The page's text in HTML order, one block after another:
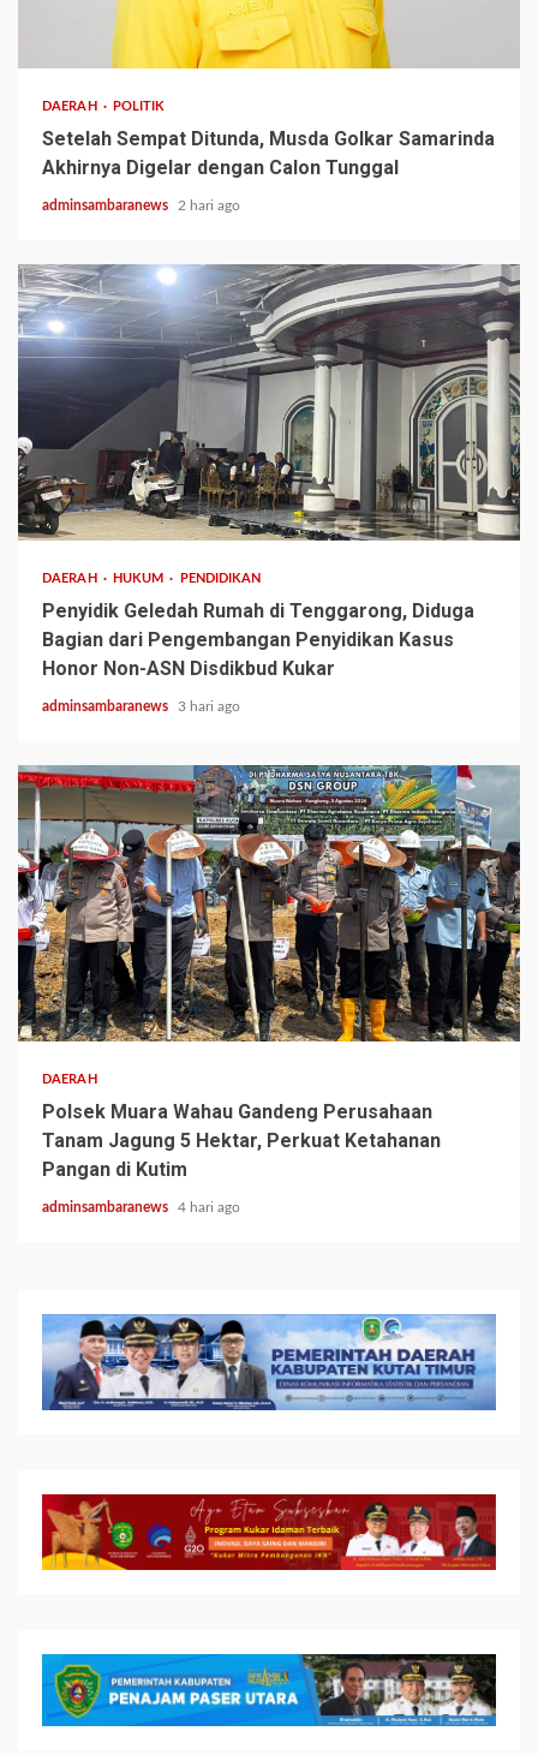
DAERAH POLITIK
Setelah Sempat Ditunda, Musda Golkar Samarinda
Akhirnya Digelar dengan Calon Tunggal
adminsambaranews 2 hari ago
3 min read
DAERAH HUKUM PENDIDIKAN
Penyidik Geledah Rumah di Tenggarong, Diduga
Bagian dari Pengembangan Penyidikan Kasus
Honor Non-ASN Disdikbud Kukar
adminsambaranews 3 hari ago
2 min read
DAERAH
Polsek Muara Wahau Gandeng Perusahaan
Tanam Jagung 5 Hektar, Perkuat Ketahanan
Pangan di Kutim
adminsambaranews 4 hari ago